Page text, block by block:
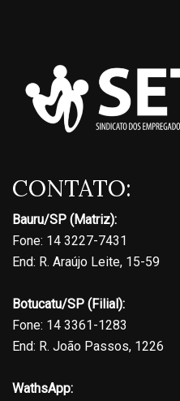
CONTATO:
Bauru/SP (Matriz):
Fone: 14 3227-7431
End: R. Araújo Leite, 15-59
Botucatu/SP (Filial):
Fone: 14 3361-1283
End: R. João Passos, 1226
WathsApp: